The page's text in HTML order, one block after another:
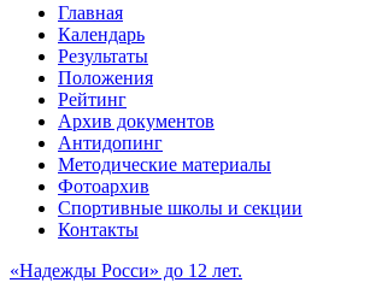
Главная
Календарь
Результаты
Положения
Рейтинг
Архив документов
Антидопинг
Методические материалы
Фотоархив
Спортивные школы и секции
Контакты
«Надежды Росси» до 12 лет.